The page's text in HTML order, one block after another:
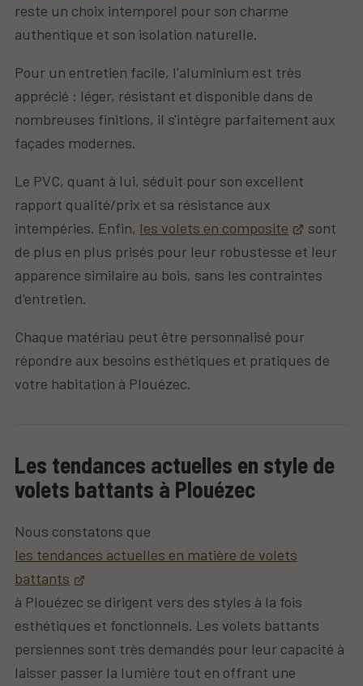
reste un choix intemporel pour son charme
authentique et son isolation naturelle.
Pour un entretien facile, l'aluminium est très
apprécié : léger, résistant et disponible dans de
nombreuses finitions, il s'intègre parfaitement aux
façades modernes.
Le PVC, quant à lui, séduit pour son excellent
rapport qualité/prix et sa résistance aux
intempéries. Enfin, les volets en composite
sont
de plus en plus prisés pour leur robustesse et leur
apparence similaire au bois, sans les contraintes
d'entretien.
Chaque matériau peut être personnalisé pour
répondre aux besoins esthétiques et pratiques de
votre habitation à Plouézec.
Les tendances actuelles en style de
volets battants à Plouézec
Nous constatons que
les tendances actuelles en matière de volets
battants
à Plouézec se dirigent vers des styles à la fois
esthétiques et fonctionnels. Les volets battants
persiennes sont très demandés pour leur capacité à
laisser passer la lumière tout en offrant une